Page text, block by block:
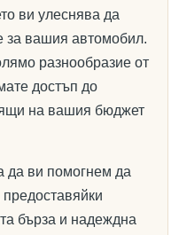
ви улеснява да
за вашия автомобил.
разнообразие от
достъп до
на вашия бюджет
да ви помогнем да
бърза и надеждна